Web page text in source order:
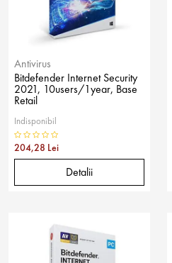
Antivirus
Bitdefender Internet Security
2021, 10users/1year, Base
Retail
Indisponibil
204,28 Lei
Detalii